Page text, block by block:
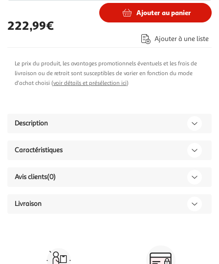
222,99€
Ajouter au panier
Ajouter à une liste
Le prix du produit, les avantages promotionnels éventuels et les frais de
livraison ou de retrait sont susceptibles de varier en fonction du mode
d'achat choisi (voir détails et présélection ici)
Description
Caractéristiques
Avis clients(0)
Livraison